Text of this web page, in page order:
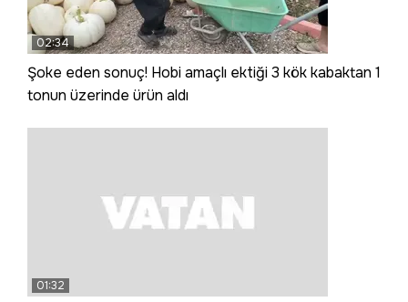
02:34
Şoke eden sonuç! Hobi amaçlı ektiği 3 kök kabaktan 1
tonun üzerinde ürün aldı
01:32